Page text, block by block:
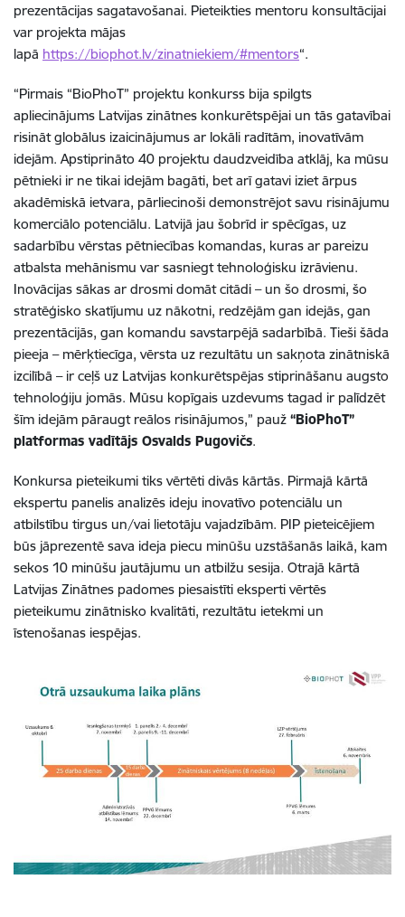
prezentācijas sagatavošanai. Pieteikties mentoru konsultācijai
var projekta mājas
lapā https://biophot.lv/zinatniekiem/#mentors“.
“Pirmais “BioPhoT” projektu konkurss bija spilgts
apliecinājums Latvijas zinātnes konkurētspējai un tās gatavībai
risināt globālus izaicinājumus ar lokāli radītām, inovatīvām
idejām. Apstiprināto 40 projektu daudzveidība atklāj, ka mūsu
pētnieki ir ne tikai idejām bagāti, bet arī gatavi iziet ārpus
akadēmiskā ietvara, pārliecinoši demonstrējot savu risinājumu
komerciālo potenciālu. Latvijā jau šobrīd ir spēcīgas, uz
sadarbību vērstas pētniecības komandas, kuras ar pareizu
atbalsta mehānismu var sasniegt tehnoloģisku izrāvienu.
Inovācijas sākas ar drosmi domāt citādi – un šo drosmi, šo
stratēģisko skatījumu uz nākotni, redzējām gan idejās, gan
prezentācijās, gan komandu savstarpējā sadarbībā. Tieši šāda
pieeja – mērķtiecīga, vērsta uz rezultātu un sakņota zinātniskā
izcilībā – ir ceļš uz Latvijas konkurētspējas stiprināšanu augsto
tehnoloģiju jomās. Mūsu kopīgais uzdevums tagad ir palīdzēt
šīm idejām pāraugt reālos risinājumos,” pauž “BioPhoT”
platformas vadītājs Osvalds Pugovičs.
Konkursa pieteikumi tiks vērtēti divās kārtās. Pirmajā kārtā
ekspertu panelis analizēs ideju inovatīvo potenciālu un
atbilstību tirgus un/vai lietotāju vajadzībām. PIP pieteicējiem
būs jāprezentē sava ideja piecu minūšu uzstāšanās laikā, kam
sekos 10 minūšu jautājumu un atbilžu sesija. Otrajā kārtā
Latvijas Zinātnes padomes piesaistīti eksperti vērtēs
pieteikumu zinātnisko kvalitāti, rezultātu ietekmi un
īstenošanas iespējas.